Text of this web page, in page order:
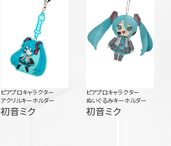
ピアプロキャラクター
アクリルキーホルダー
初音ミク
ピアプロキャラクター
ぬいぐるみキーホルダー
初音ミク